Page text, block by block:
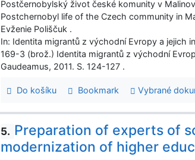
Postčernobylský život české komunity v
Postchernobyl life of the Czech community in
Evženie Poliščuk .
In: Identita migrantů z východní Evropy a jejich
169-3 (brož.) Identita migrantů z východní
Gaudeamus, 2011. S. 124-127 .
Do košíku Bookmark Vybrané
5. Preparation of experts of
modernization of higher